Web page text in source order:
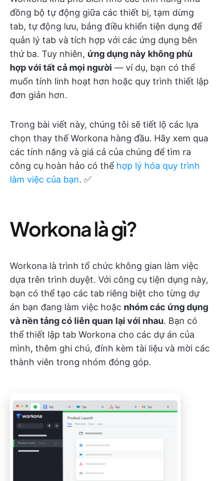
đồng bộ tự động giữa các thiết bị, tạm dừng
tab, tự động lưu, bảng điều khiển tiện dụng để
quản lý tab và tích hợp với các ứng dụng bên
thứ ba. Tuy nhiên, ứng dụng này không phù
hợp với tất cả mọi người — ví dụ, bạn có thể
muốn tính linh hoạt hơn hoặc quy trình thiết lập
đơn giản hơn.
Trong bài viết này, chúng tôi sẽ tiết lộ các lựa
chọn thay thế Workona hàng đầu. Hãy xem qua
các tính năng và giá cả của chúng để tìm ra
công cụ hoàn hảo có thể hợp lý hóa quy trình
làm việc của bạn. ✅
Workona là gì?
Workona là trình tổ chức không gian làm việc
dựa trên trình duyệt. Với công cụ tiện dụng này,
bạn có thể tạo các tab riêng biệt cho từng dự
án bạn đang làm việc hoặc nhóm các ứng dụng
và nền tảng có liên quan lại với nhau. Bạn có
thể thiết lập tab Workona cho các dự án của
mình, thêm ghi chú, đính kèm tài liệu và mời các
thành viên trong nhóm đóng góp.